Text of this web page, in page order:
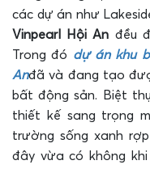
các dự án như
Vinpearl Hội An đều
Trong đó dự án khu
Anđã và đang tạo
bất động sản. Biệt
thiết kế sang trọng
trường sống xanh
đây vừa có không